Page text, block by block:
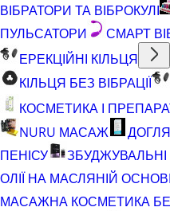
ВІБРАТОРИ ТА ВІБРОКУЛІ
ПУЛЬСАТОРИ
СМАРТ
ЕРЕКЦІЙНІ КІЛЬЦЯ
КІЛЬЦЯ БЕЗ ВІБРАЦІЇ
КОСМЕТИКА І
NURU МАСАЖ
ПЕНІСУ
ЗБУДЖУВАЛЬНІ
ОЛІЇ НА МАСЛЯНІЙ ОСНОВІ
МАСАЖНА КОСМЕТИКА